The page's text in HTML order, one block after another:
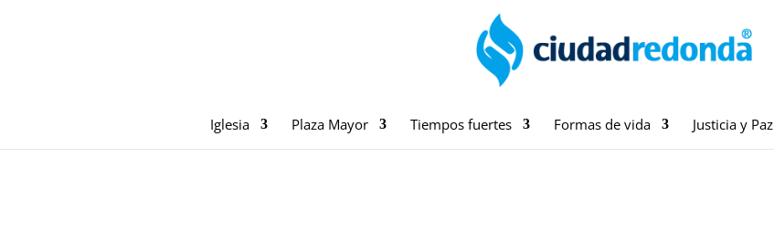
Iglesia Plaza Mayor Tiempos fuertes Formas de vida Justicia y Paz